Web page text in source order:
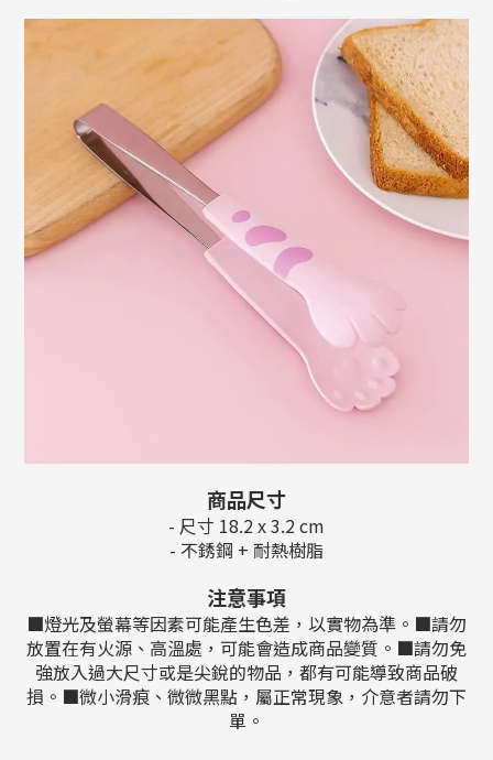
商品尺寸
- 尺寸 18.2 x 3.2 cm
- 不銹鋼 + 耐熱樹脂
注意事項
■燈光及螢幕等因素可能產生色差 ，以實物為準 。 ■請勿
放置在有火源、高溫處，可能會造成商品變質。 ■請勿免
強放入過大尺寸或是尖銳的物品，都有可能導致商品破
損。 ■微小滑痕、微微黑點，屬正常現象，介意者請勿下
單。